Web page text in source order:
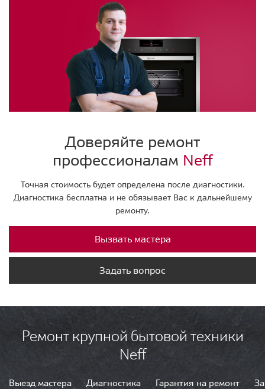
Доверяйте ремонт
профессионалам Neff
Точная стоимость будет определена после диагностики.
Диагностика бесплатна и не обязывает Вас к дальнейшему
ремонту.
Вызвать мастера
Задать вопрос
Ремонт крупной бытовой техники
Neff
Выезд мастера Диагностика Гарантия на ремонт